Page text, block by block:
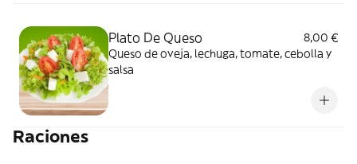
Plato De Queso
8,00 €
Queso de oveja, lechuga, tomate, cebolla y
salsa
Raciones